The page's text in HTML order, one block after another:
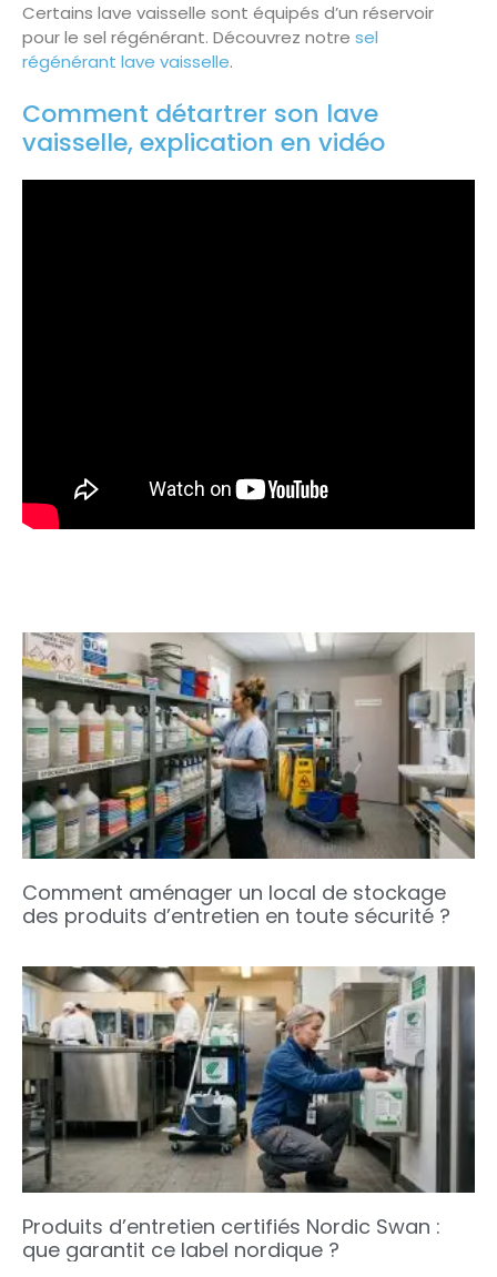
Certains lave vaisselle sont équipés d’un réservoir
pour le sel régénérant. Découvrez notre sel
régénérant lave vaisselle.
Comment détartrer son lave
vaisselle, explication en vidéo
Comment aménager un local de stockage
des produits d’entretien en toute sécurité ?
Produits d’entretien certifiés Nordic Swan :
que garantit ce label nordique ?